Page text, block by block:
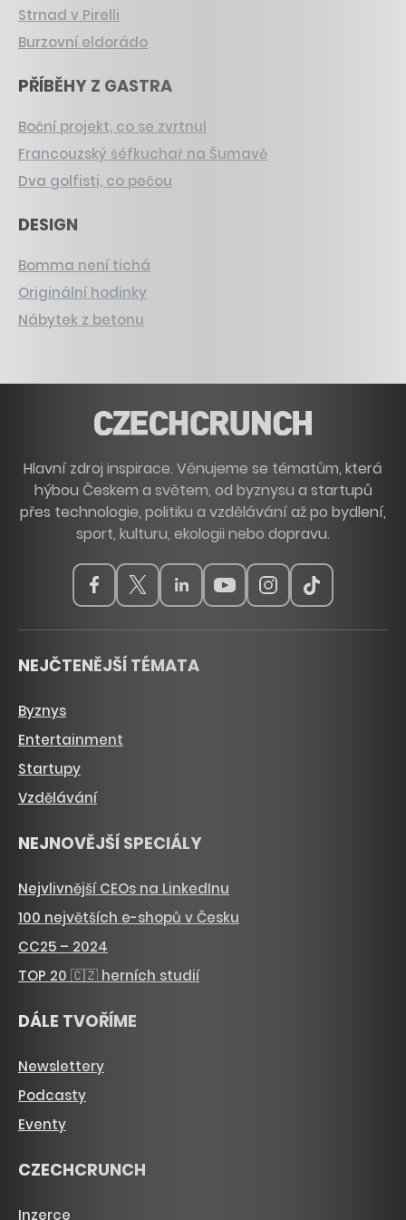
Strnad v Pirelli
Burzovní eldorádo
PŘÍBĚHY Z GASTRA
Boční projekt, co se zvrtnul
Francouzský šéfkuchař na Šumavě
Dva golfisti, co pečou
DESIGN
Bomma není tichá
Originální hodinky
Nábytek z betonu
Hlavní zdroj inspirace. Věnujeme se tématům, která
hýbou Českem a světem, od byznysu a startupů
přes technologie, politiku a vzdělávání až po bydlení,
sport, kulturu, ekologii nebo dopravu.
NEJČTENĚJŠÍ TÉMATA
Byznys
Entertainment
Startupy
Vzdělávání
NEJNOVĚJŠÍ SPECIÁLY
Nejvlivnější CEOs na LinkedInu
100 největších e-shopů v Česku
CC25 – 2024
TOP 20 🇨🇿 herních studií
DÁLE TVOŘÍME
Newslettery
Podcasty
Eventy
CZECHCRUNCH
Inzerce